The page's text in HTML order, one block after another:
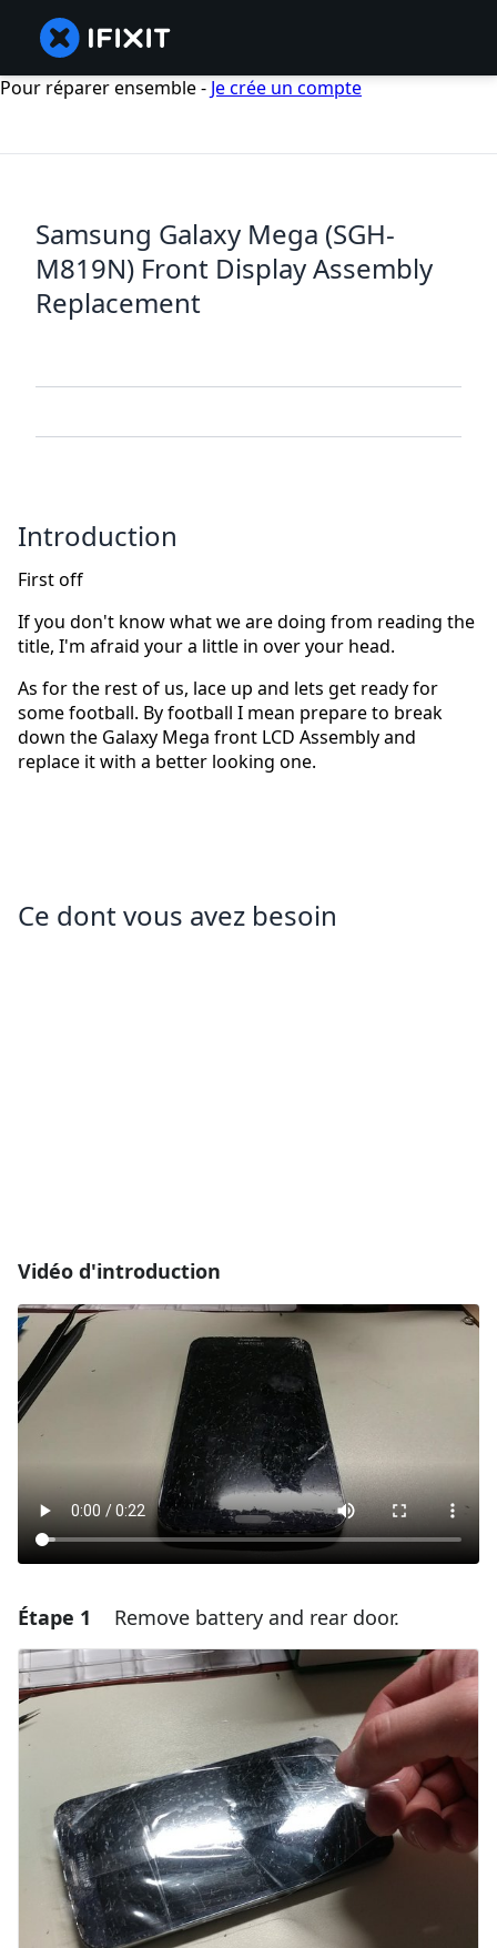
Pour réparer ensemble - Je crée un compte
Samsung Galaxy Mega (SGH-
M819N) Front Display Assembly
Replacement
Introduction
First off
If you don't know what we are doing from reading the
title, I'm afraid your a little in over your head.
As for the rest of us, lace up and lets get ready for
some football. By football I mean prepare to break
down the Galaxy Mega front LCD Assembly and
replace it with a better looking one.
Ce dont vous avez besoin
Vidéo d'introduction
Étape 1 Remove battery and rear door.